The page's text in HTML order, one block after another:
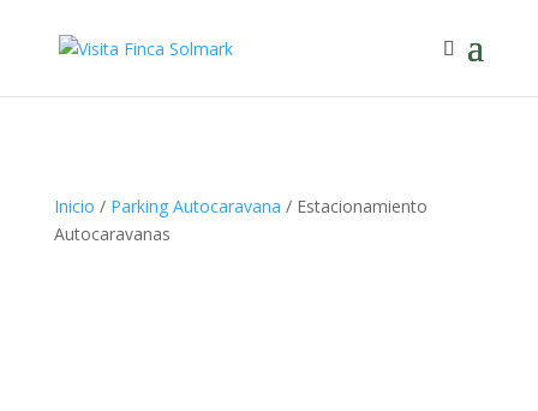
Inicio / Parking Autocaravana / Estacionamiento
Autocaravanas